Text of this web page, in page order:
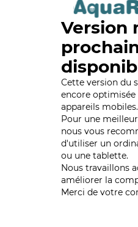
Version
Cette version du
encore optimisée
appareils mobiles.
Pour une
nous vous
d'utiliser un
ou une tablette.
Nous travaillons
améliorer la
Merci de votre